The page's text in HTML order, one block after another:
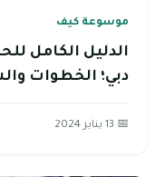
موسوعة كيف
الدليل الكامل
دبي؛ الخطوات
📅 13 يناير 2024